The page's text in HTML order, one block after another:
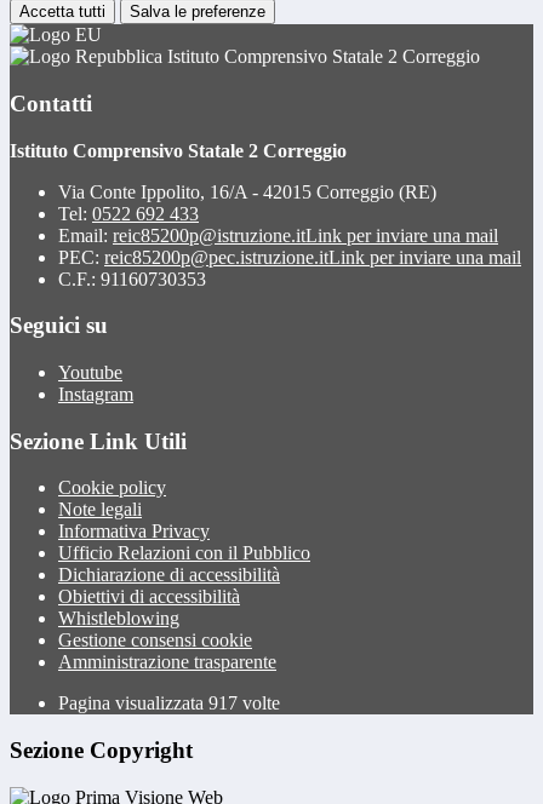
Accetta tutti Salva le preferenze
Istituto Comprensivo Statale 2 Correggio
Contatti
Istituto Comprensivo Statale 2 Correggio
Via Conte Ippolito, 16/A - 42015 Correggio (RE)
Tel: 0522 692 433
Email: reic85200p@istruzione.itLink per inviare una mail
PEC: reic85200p@pec.istruzione.itLink per inviare una mail
C.F.: 91160730353
Seguici su
Youtube
Instagram
Sezione Link Utili
Cookie policy
Note legali
Informativa Privacy
Ufficio Relazioni con il Pubblico
Dichiarazione di accessibilità
Obiettivi di accessibilità
Whistleblowing
Gestione consensi cookie
Amministrazione trasparente
Pagina visualizzata 917 volte
Sezione Copyright